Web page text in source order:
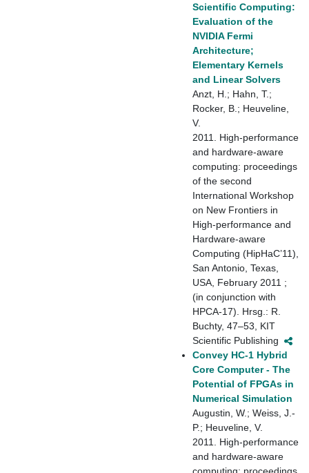
Scientific Computing:
Evaluation of the
NVIDIA Fermi
Architecture;
Elementary Kernels
and Linear Solvers
Anzt, H.; Hahn, T.;
Rocker, B.; Heuveline,
V.
2011. High-performance
and hardware-aware
computing: proceedings
of the second
International Workshop
on New Frontiers in
High-performance and
Hardware-aware
Computing (HipHaC’11),
San Antonio, Texas,
USA, February 2011 ;
(in conjunction with
HPCA-17). Hrsg.: R.
Buchty, 47–53, KIT
Scientific Publishing
Convey HC-1 Hybrid
Core Computer - The
Potential of FPGAs in
Numerical Simulation
Augustin, W.; Weiss, J.-
P.; Heuveline, V.
2011. High-performance
and hardware-aware
computing: proceedings